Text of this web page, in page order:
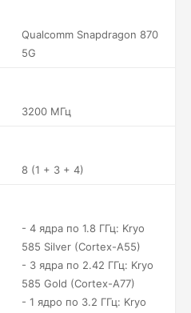
Qualcomm Snapdragon 870
5G
3200 МГц
8 (1 + 3 + 4)
- 4 ядра по 1.8 ГГц: Kryo
585 Silver (Cortex-A55)
- 3 ядра по 2.42 ГГц: Kryo
585 Gold (Cortex-A77)
- 1 ядро по 3.2 ГГц: Kryo